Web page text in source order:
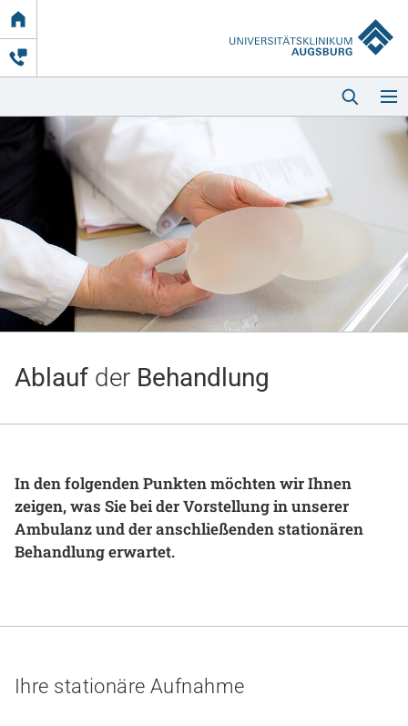
Link
zur
Startseite
Startseite
Kliniken & Einrichtungen
Beruf & Karriere
Ablauf der Behandlung
In den folgenden Punkten möchten wir Ihnen
zeigen, was Sie bei der Vorstellung in unserer
Ambulanz und der anschließenden stationären
Behandlung erwartet.
Ihre stationäre Aufnahme